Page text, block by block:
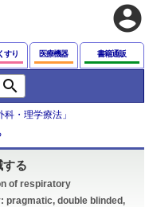
account_circle
すり 医療機器 書籍通販
search
・理学療法」
する
of respiratory
pragmatic, double blinded,